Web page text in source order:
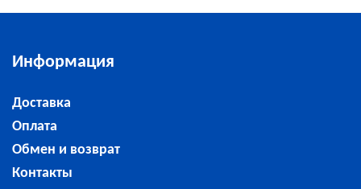
Информация
Доставка
Оплата
Обмен и возврат
Контакты